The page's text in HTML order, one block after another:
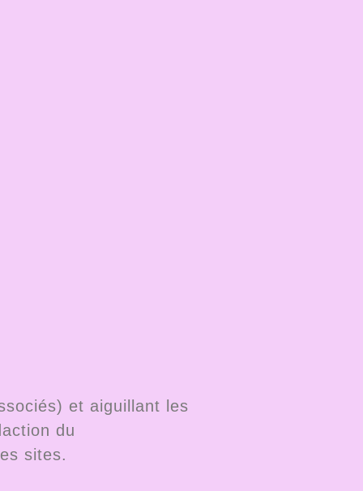
et aiguillant les
du
sites.